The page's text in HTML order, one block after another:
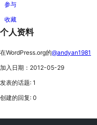
参与
收藏
个人资料
在WordPress.org的@andyan1981
加入日期：2012-05-29
发表的话题: 1
创建的回复: 0